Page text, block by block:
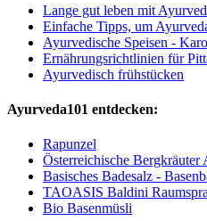
Lange gut leben mit
Einfache Tipps, um
Ayurvedische Speisen -
Ernährungsrichtlinien für
Ayurvedisch frühstücken
Ayurveda101 entdecken:
Rapunzel
Österreichische
Basisches Badesalz -
TAOASIS Baldini
Bio Basenmüsli